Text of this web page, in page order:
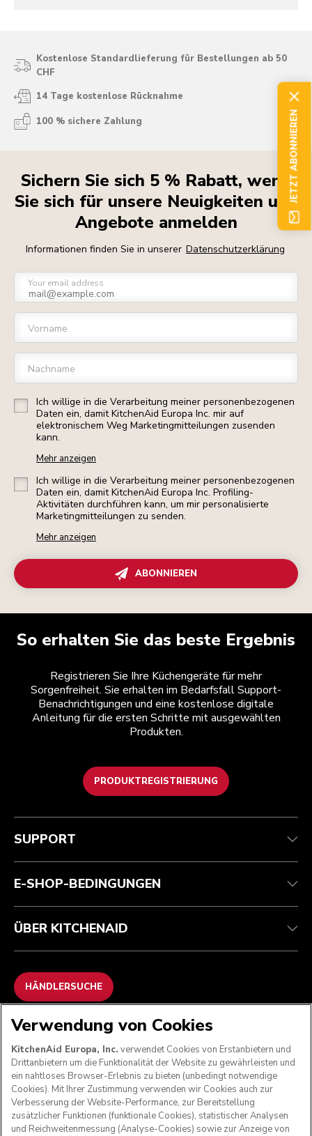
Kostenlose Standardlieferung für Bestellungen ab 50
CHF
14 Tage kostenlose Rücknahme
100 % sichere Zahlung
Sichern Sie sich 5 % Rabatt, wenn
Sie sich für unsere Neuigkeiten und
Angebote anmelden
Informationen finden Sie in unserer Datenschutzerklärung
Your email address
Vorname
Nachname
Ich willige in die Verarbeitung meiner personenbezogenen
Daten ein, damit KitchenAid Europa Inc. mir auf
elektronischem Weg Marketingmitteilungen zusenden
kann.
Mehr anzeigen
Ich willige in die Verarbeitung meiner personenbezogenen
Daten ein, damit KitchenAid Europa Inc. Profiling-
Aktivitäten durchführen kann, um mir personalisierte
Marketingmitteilungen zu senden.
Mehr anzeigen
ABONNIEREN
So erhalten Sie das beste Ergebnis
Registrieren Sie Ihre Küchengeräte für mehr
Sorgenfreiheit. Sie erhalten im Bedarfsfall Support-
Benachrichtigungen und eine kostenlose digitale
Anleitung für die ersten Schritte mit ausgewählten
Produkten.
PRODUKTREGISTRIERUNG
Kundenservice
Garantie und Dokumente
Kontaktieren Sie uns.
Teilnahmebedingungen
Rückgaben und Erstattungen
Impressum
ODR
Die Marke
Händlersuche
SUPPORT
E-SHOP-BEDINGUNGEN
ÜBER KITCHENAID
HÄNDLERSUCHE
WIR AKZEPTIEREN
FOLGEN SIE UNS
JETZT ABONNIEREN
Verwendung von Cookies
KitchenAid Europa, Inc. verwendet Cookies von Erstanbietern und
Drittanbietern um die Funktionalität der Website zu gewährleisten und
ein nahtloses Browser-Erlebnis zu bieten (unbedingt notwendige
Cookies). Mit Ihrer Zustimmung verwenden wir Cookies auch zur
Verbesserung der Website-Performance, zur Bereitstellung
zusätzlicher Funktionen (funktionale Cookies), statistischer Analysen
und Reichweitenmessung (Analyse-Cookies) sowie zur Anzeige von